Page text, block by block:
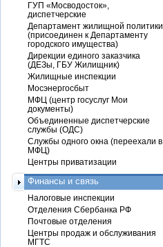
ГУП «Мосводосток»,
диспетчерские
Департамент жилищной политики
(присоединен к Департаменту
городского имущества)
Дирекции единого заказчика
(ДЕЗы, ГБУ Жилищник)
Жилищные инспекции
Мосэнергосбыт
МФЦ (центр госуслуг Мои
документы)
Объединенные диспетчерские
службы (ОДС)
Службы одного окна (переехали в
МФЦ)
Центры приватизации
Финансы и связь
Налоговые инспекции
Отделения Сбербанка РФ
Почтовые отделения
Центры продаж и обслуживания
МГТС